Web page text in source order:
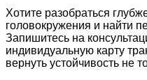
Хотите разобраться
головокружения и найти
Запишитесь на
индивидуальную карту
вернуть устойчивость не